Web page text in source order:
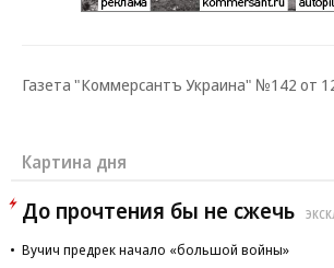
Газета "Коммерсантъ Украина" №142 от
Картина дня
До прочтения бы не сжечь
Вучич предрек начало «большой войны»